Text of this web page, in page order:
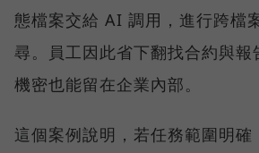
態檔案交給 AI 調用，進行跨檔
尋。員工因此省下翻找合約與報
機密也能留在企業內部。
這個案例說明，若任務範圍明確